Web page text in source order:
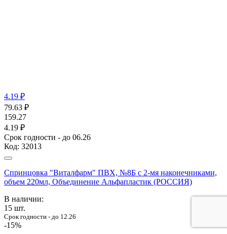
4.19 ₽
79.63 ₽
159.27
4.19 ₽
Срок годности - до 06.26
Код: 32013
Спринцовка "Виталфарм" ПВХ, №8Б с 2-мя наконечниками,
объем 220мл, Объединение Альфапластик (РОССИЯ)
В наличии:
15 шт.
Срок годности - до 12.26
-15%